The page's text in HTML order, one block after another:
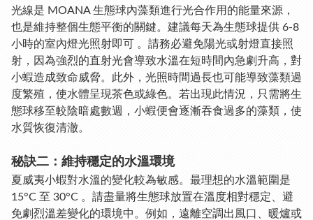
光線是 MOANA 生態球內藻類進行光合作用的能量來源，
也是維持整個生態平衡的關鍵。建議每天為生態球提供 6-8
小時的室內燈光照射即可 。請務必避免陽光或射燈直接照
射 ，因為強烈的直射光會導致水溫在短時間內急劇升高，對
小蝦造成致命威脅。此外，光照時間過長也可能導致藻類過
度繁殖，使水體呈現茶色或綠色。若出現此情況，只需將生
態球移至較陰暗處數週，小蝦便會逐漸吞食過多的藻類，使
水質恢復清澈。
秘訣二：維持穩定的水溫環境
夏威夷小蝦對水溫的變化較為敏感。最理想的水溫範圍是
15°C 至 30°C 。請盡量將生態球放置在溫度相對穩定、避
免劇烈溫差變化的環境中。例如，遠離空調出風口、暖爐或